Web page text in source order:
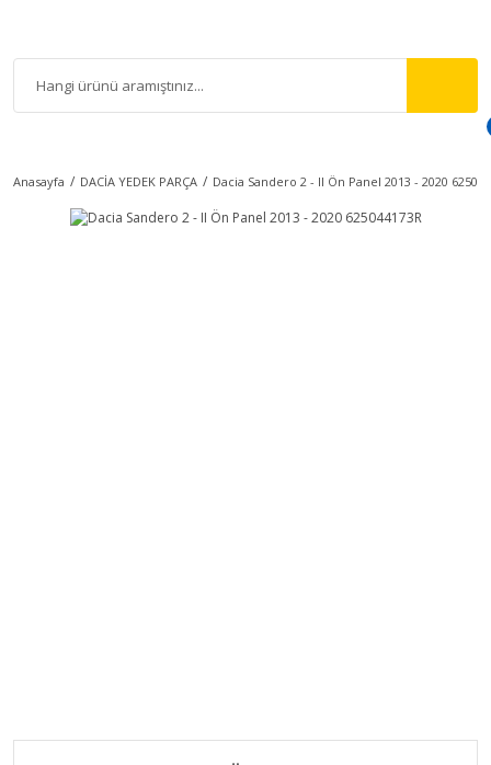
Anasayfa DACİA YEDEK PARÇA Dacia Sandero 2 - II Ön Panel 2013 - 2020